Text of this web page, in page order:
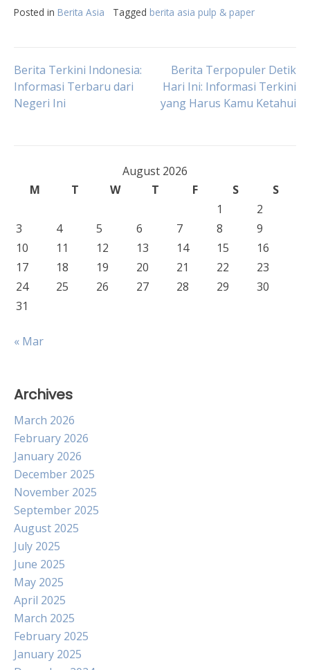
Posted in Berita Asia Tagged berita asia pulp & paper
Post
navigation
Berita Terkini Indonesia:
Informasi Terbaru dari
Negeri Ini
Berita Terpopuler Detik
Hari Ini: Informasi Terkini
yang Harus Kamu Ketahui
August 2026
M
T W T F S
S
1
2
3
4 5 6 7 8
9
10
11 12 13 14 15
16
17
18 19 20 21 22
23
24
25 26 27 28 29
30
31
« Mar
Archives
March 2026
February 2026
January 2026
December 2025
November 2025
September 2025
August 2025
July 2025
June 2025
May 2025
April 2025
March 2025
February 2025
January 2025